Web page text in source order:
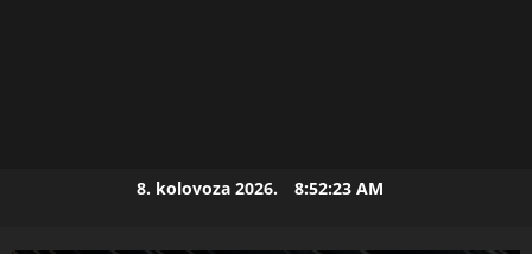
8. kolovoza 2026. 8:52:24 AM